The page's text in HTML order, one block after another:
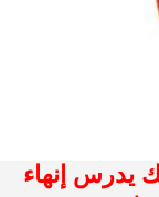
يدرس إنهاء